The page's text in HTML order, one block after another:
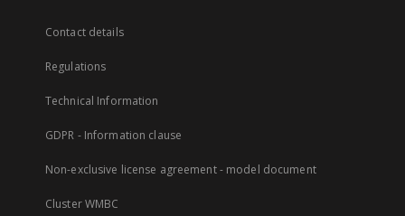
Contact details
Regulations
Technical Information
GDPR - Information clause
Non-exclusive license agreement - model document
Cluster WMBC